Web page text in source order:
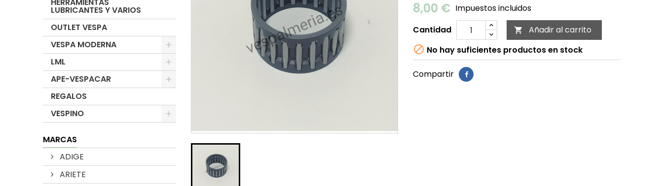
LUBRICANTES Y VARIOS
OUTLET VESPA
VESPA MODERNA
LML
APE-VESPACAR
REGALOS
VESPINO
MARCAS
ADIGE
ARIETE
8,00 € Impuestos incluidos
Cantidad
 Añadir al carrito
 No hay suficientes productos en stock
Compartir